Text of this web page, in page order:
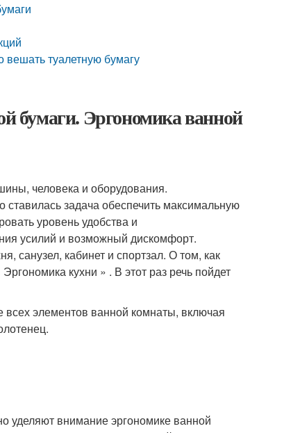
вешать туалетную бумагу
бумаги. Эргономика ванной
человека и оборудования.
ставилась задача обеспечить максимальную
уровень удобства и
усилий и возможный дискомфорт.
санузел, кабинет и спортзал. О том, как
кухни » . В этот раз речь пойдет
всех элементов ванной комнаты, включая
уделяют внимание эргономике ванной